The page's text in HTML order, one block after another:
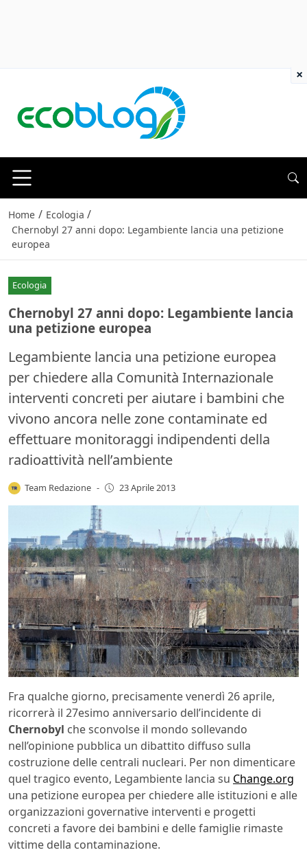
Home / Ecologia /
Chernobyl 27 anni dopo: Legambiente lancia una petizione
europea
Ecologia
Chernobyl 27 anni dopo: Legambiente lancia
una petizione europea
Legambiente lancia una petizione europea
per chiedere alla Comunità Internazionale
interventi concreti per aiutare i bambini che
vivono ancora nelle zone contaminate ed
effettuare monitoraggi indipendenti della
radioattività nell’ambiente
Team Redazione - 23 Aprile 2013
Fra qualche giorno, precisamente venerdì 26 aprile,
ricorrerà il 27esimo anniversario dell’incidente di
Chernobyl che sconvolse il mondo sollevando
nell’opinione pubblica un dibattito diffuso sulla
costruzione delle centrali nucleari. Per non dimenticare
quel tragico evento, Legambiente lancia su Change.org
una petizione europea per chiedere alle istituzioni e alle
organizzazioni governative interventi e progetti
concreti a favore dei bambini e delle famiglie rimaste
vittime della contaminazione.
×